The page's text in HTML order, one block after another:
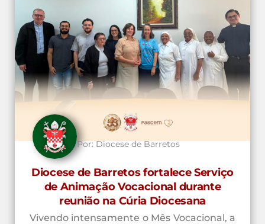
Por:Diocese de Barretos
Diocese de Barretos fortalece Serviço
de Animação Vocacional durante
reunião na Cúria Diocesana
Vivendo intensamente o Mês Vocacional, a